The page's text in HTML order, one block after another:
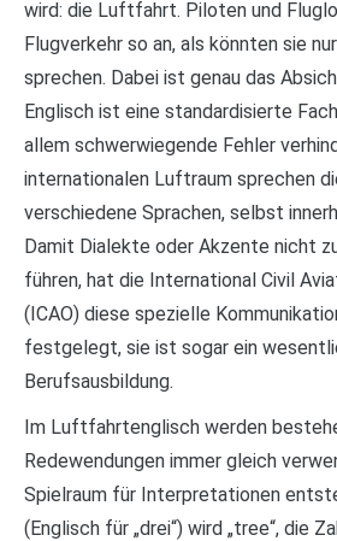
wird: die Luftfahrt. Piloten und
Flugverkehr so an, als könnten sie
sprechen. Dabei ist genau das
Englisch ist eine standardisierte
allem schwerwiegende Fehler
internationalen Luftraum sprechen
verschiedene Sprachen, selbst
Damit Dialekte oder Akzente nicht
führen, hat die International Civil
(ICAO) diese spezielle
festgelegt, sie ist sogar ein
Berufsausbildung.
Im Luftfahrtenglisch werden
Redewendungen immer gleich
Spielraum für Interpretationen
(Englisch für „drei“) wird „tree“, die